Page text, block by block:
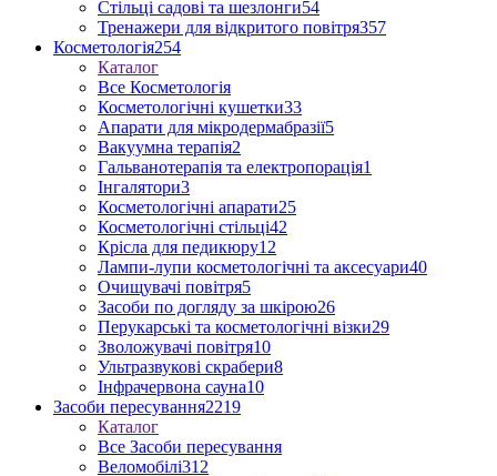
Стільці садові та шезлонги54
Тренажери для відкритого повітря357
Косметологія254
Каталог
Все Косметологія
Косметологічні кушетки33
Апарати для мікродермабразії5
Вакуумна терапія2
Гальванотерапія та електропорація1
Інгалятори3
Косметологічні апарати25
Косметологічні стільці42
Крісла для педикюру12
Лампи-лупи косметологічні та аксесуари40
Очищувачі повітря5
Засоби по догляду за шкірою26
Перукарські та косметологічні візки29
Зволожувачі повітря10
Ультразвукові скрабери8
Інфрачервона сауна10
Засоби пересування2219
Каталог
Все Засоби пересування
Веломобілі312